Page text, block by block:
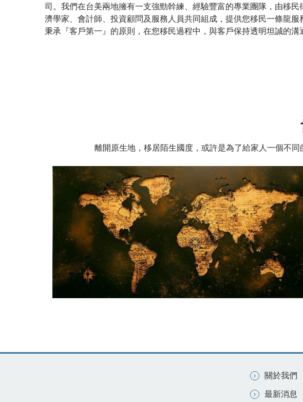
司。我們在台美兩地擁有一支強勁幹練、經驗豐富的專業團隊，由移民
濟學家、會計師、投資顧問及服務人員共同組成，提供您移民一條龍服
秉承『客戶第一』的原則，在您移民過程中，與客戶保持透明坦誠的溝
離開原生地，移居陌生國度，或許是為了給家人一個不
關於我們
最新消息